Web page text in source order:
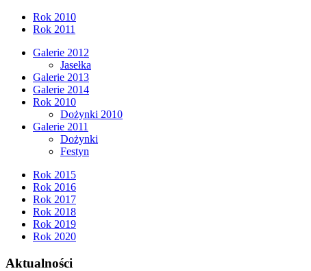
Rok 2010
Rok 2011
Galerie 2012
Jasełka
Galerie 2013
Galerie 2014
Rok 2010
Dożynki 2010
Galerie 2011
Dożynki
Festyn
Rok 2015
Rok 2016
Rok 2017
Rok 2018
Rok 2019
Rok 2020
Aktualności